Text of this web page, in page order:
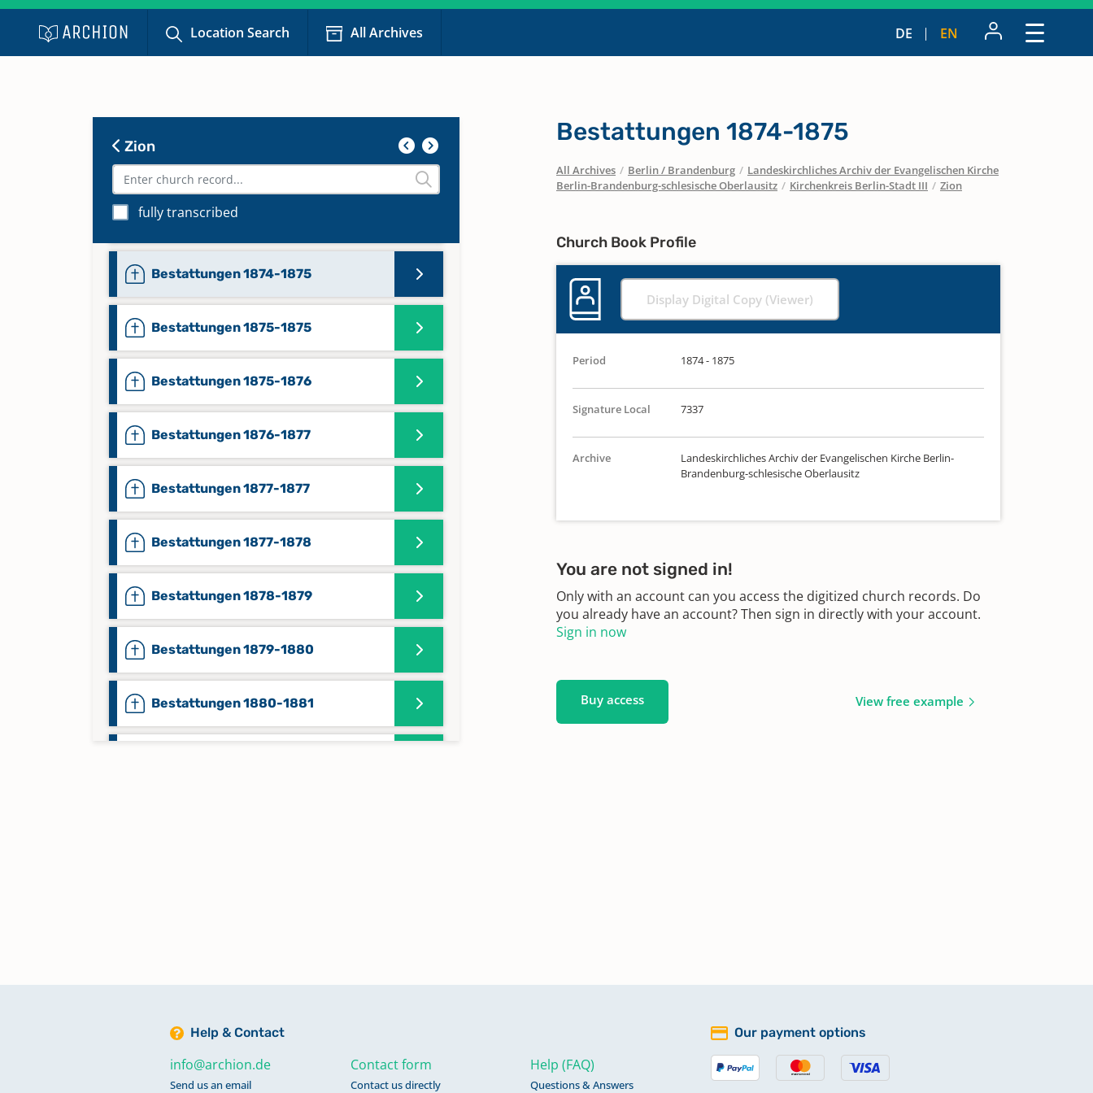
Location Search All Archives DE EN
Zion
fully transcribed
Bestattungen 1872-1872
Bestattungen 1872-1874
Bestattungen 1874-1874
Bestattungen 1874-1874
Bestattungen 1874-1875
Bestattungen 1875-1875
Bestattungen 1875-1876
Bestattungen 1876-1877
Bestattungen 1877-1877
Bestattungen 1877-1878
Bestattungen 1878-1879
Bestattungen 1879-1880
Bestattungen 1880-1881
Bestattungen 1885-1886
Bestattungen 1886-1887
Bestattungen 1874-1875
All Archives / Berlin / Brandenburg / Landeskirchliches Archiv der Evangelischen Kirche
Berlin-Brandenburg-schlesische Oberlausitz / Kirchenkreis Berlin-Stadt III / Zion
Church Book Profile
Display Digital Copy (Viewer)
Period 1874 - 1875
Signature Local 7337
Archive
Landeskirchliches Archiv der Evangelischen Kirche Berlin-
Brandenburg-schlesische Oberlausitz
You are not signed in!
Only with an account can you access the digitized church records. Do
you already have an account? Then sign in directly with your account.
Sign in now
Buy access View free example
Help & Contact
info@archion.de
Send us an email
Contact form
Contact us directly
Help (FAQ)
Questions & Answers
Our payment options